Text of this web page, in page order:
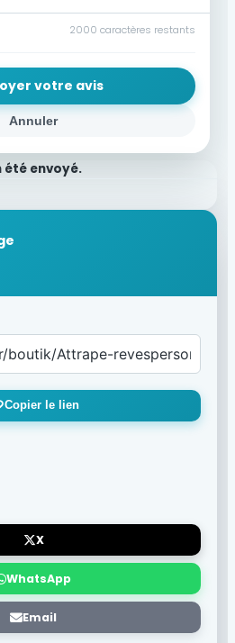
2000 caractères restants
Annuler
votre avis
été envoyé.
Copier le lien
X
WhatsApp
Email